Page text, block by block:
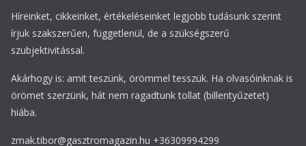
Híreinket, cikkeinket, értékeléseinket legjobb tudásunk szerint
írjuk szakszerűen, függetlenül, de a szükségszerű
szubjektivitással.
Akárhogy is: amit teszünk, örömmel tesszük. Ha olvasóinknak is
örömet szerzünk, hát nem ragadtunk tollat (billentyűzetet)
hiába.
zmak.tibor@gasztromagazin.hu +36309994299